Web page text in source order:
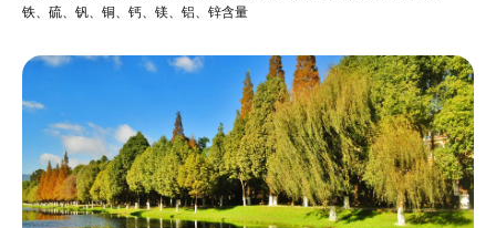
铁、硫、钒、铜、钙、镁、铝、锌含量